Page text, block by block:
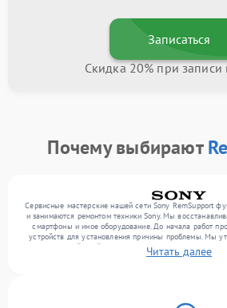
Записаться
Скидка 20% при записи
Почему выбирают
Сервисные мастерские нашей сети Sony RemSupport
и занимаются ремонтом техники Sony. Мы
смартфоны и иное оборудование. До начала работ
устройств для установления причины проблемы. Мы
нужных действий и их цену, лишь потом выполняем
запчастей по необходимости. В конце подтверждаем
Читать далее